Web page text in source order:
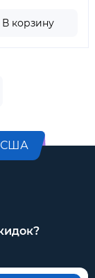
В корзину
США